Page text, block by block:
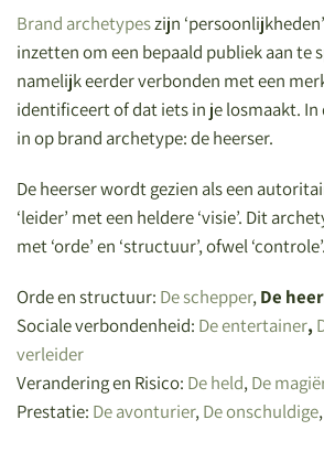
Brand archetypeszijn
inzetten om een bepaald publiek aan te
namelijk eerder verbonden met een
identificeert of dat iets in je losmaakt.
in op brand archetype: de heerser.
De heerser wordt gezien als een
‘leider’ met een heldere ‘visie’. Dit
met ‘orde’ en ‘structuur’, ofwel ‘controle’.
Orde en structuur: De schepper,De
Sociale verbondenheid: De entertainer,
verleider
Verandering en Risico: De held,De
Prestatie: De avonturier,De onschuldige,